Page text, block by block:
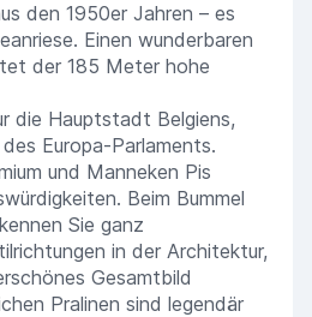
den 1950er Jahren – es
Einen wunderbaren
der 185 Meter hohe
die Hauptstadt Belgiens,
Europa-Parlaments.
und Manneken Pis
Beim Bummel
Sie ganz
in der Architektur,
Gesamtbild
Pralinen sind legendär